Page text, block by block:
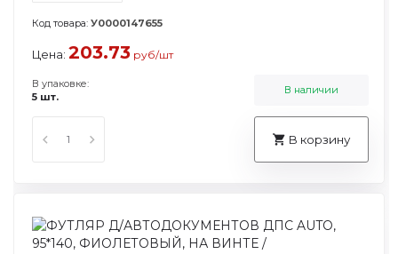
Код товара: У0000147655
Цена: 203.73 руб/шт
В упаковке:
5 шт.
В наличии
В корзину